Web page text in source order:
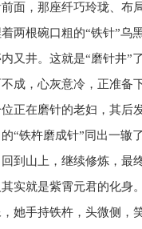
面，那座纤巧玲珑、布
两根碗口粗的“铁针”乌
又井。这就是“磨针井”
成，心灰意冷，正准备
正在磨针的老妇，其后
“铁杵磨成针”同出一辙
到山上，继续修炼，最
实就是紫霄元君的化身
她手持铁杵，头微侧，